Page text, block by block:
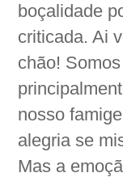
boçalidade
criticada. Ai
chão!
nosso
alegria se
Mas a